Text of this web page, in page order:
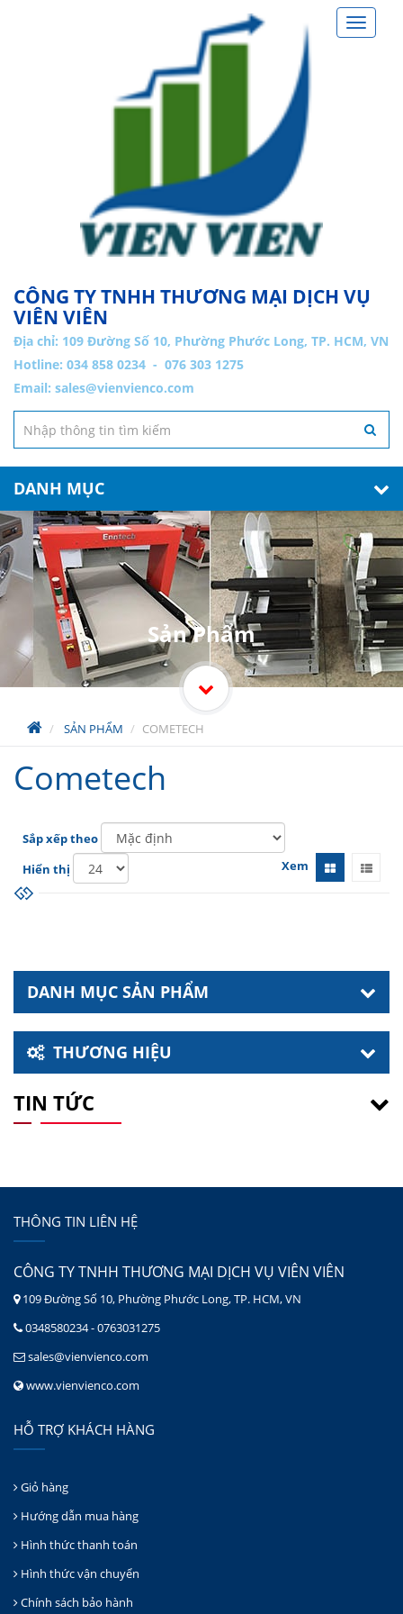
Toggle
CÔNG TY TNHH THƯƠNG MẠI DỊCH VỤ
VIÊN VIÊN
Địa chỉ: 109 Đường Số 10, Phường Phước Long, TP. HCM, VN
Hotline: 034 858 0234 - 076 303 1275
Email: sales@vienvienco.com
DANH MỤC
SẢN PHẨM COMETECH
Sản Phẩm
Cometech
Sắp xếp theo
Hiển thị
Xem
DANH MỤC SẢN PHẨM
THƯƠNG HIỆU
TIN TỨC
THÔNG TIN LIÊN HỆ
CÔNG TY TNHH THƯƠNG MẠI DỊCH VỤ VIÊN VIÊN
109 Đường Số 10, Phường Phước Long, TP. HCM, VN
0348580234 - 0763031275
sales@vienvienco.com
www.vienvienco.com
HỖ TRỢ KHÁCH HÀNG
Giỏ hàng
Hướng dẫn mua hàng
Hình thức thanh toán
Hình thức vận chuyển
Chính sách bảo hành